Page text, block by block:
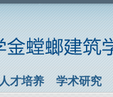
人才培养 学术研究